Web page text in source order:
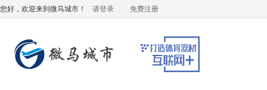
您好，欢迎来到微马城市！ 请登录 免费注册